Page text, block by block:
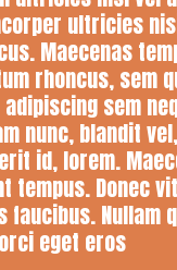
ultricies
Maecenas
rhoncus, sem
sem
nunc, blandit
id, lorem.
tempus. Donec
faucibus. Nullam
eget eros